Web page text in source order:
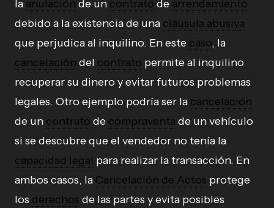
la anulación de un contrato de arrendamiento
debido a la existencia de una cláusula abusiva
que perjudica al inquilino. En este caso, la
cancelación del contrato permite al inquilino
recuperar su dinero y evitar futuros problemas
legales. Otro ejemplo podría ser la cancelación
de un contrato de compraventa de un vehículo
si se descubre que el vendedor no tenía la
capacidad legal para realizar la transacción. En
ambos casos, la Cancelación de Actos protege
los derechos de las partes y evita posibles